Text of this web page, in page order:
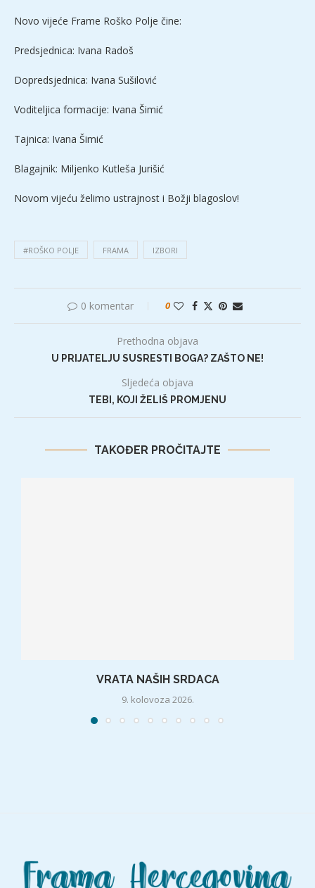
Novo vijeće Frame Roško Polje čine:
Predsjednica: Ivana Radoš
Dopredsjednica: Ivana Sušilović
Voditeljica formacije: Ivana Šimić
Tajnica: Ivana Šimić
Blagajnik: Miljenko Kutleša Jurišić
Novom vijeću želimo ustrajnost i Božji blagoslov!
#ROŠKO POLJE FRAMA IZBORI
0 komentar 0
Prethodna objava
U PRIJATELJU SUSRESTI BOGA? ZAŠTO NE!
Sljedeća objava
TEBI, KOJI ŽELIŠ PROMJENU
TAKOĐER PROČITAJTE
VRATA NAŠIH SRDACA
9. kolovoza 2026.